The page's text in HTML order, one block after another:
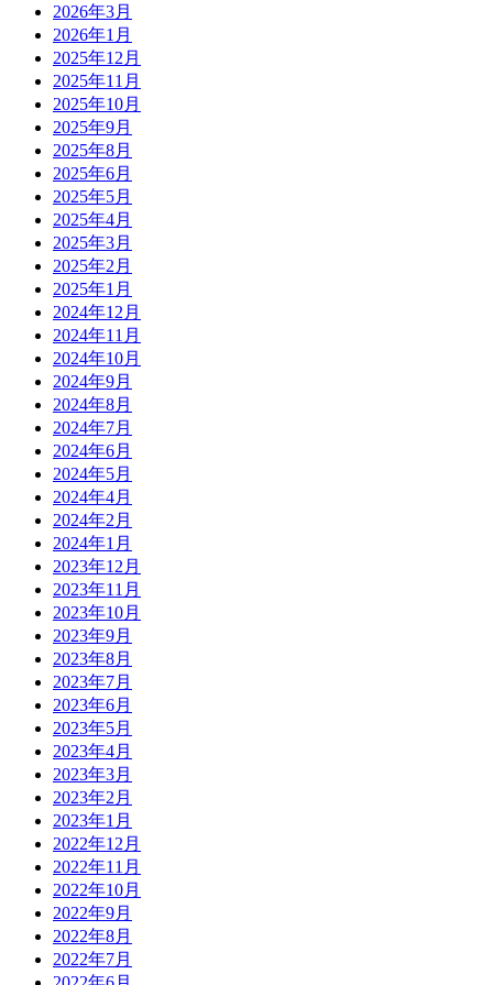
2026年3月
2026年1月
2025年12月
2025年11月
2025年10月
2025年9月
2025年8月
2025年6月
2025年5月
2025年4月
2025年3月
2025年2月
2025年1月
2024年12月
2024年11月
2024年10月
2024年9月
2024年8月
2024年7月
2024年6月
2024年5月
2024年4月
2024年2月
2024年1月
2023年12月
2023年11月
2023年10月
2023年9月
2023年8月
2023年7月
2023年6月
2023年5月
2023年4月
2023年3月
2023年2月
2023年1月
2022年12月
2022年11月
2022年10月
2022年9月
2022年8月
2022年7月